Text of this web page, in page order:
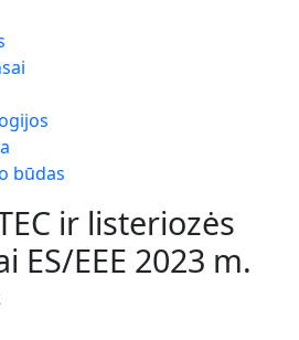
būdas
ir listeriozės
ES/EEE 2023 m.